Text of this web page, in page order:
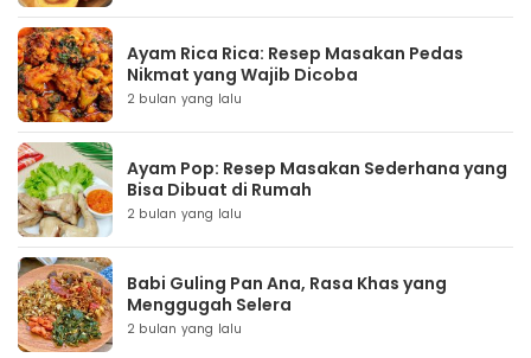
Ayam Rica Rica: Resep Masakan Pedas
Nikmat yang Wajib Dicoba
2 bulan yang lalu
Ayam Pop: Resep Masakan Sederhana yang
Bisa Dibuat di Rumah
2 bulan yang lalu
Babi Guling Pan Ana, Rasa Khas yang
Menggugah Selera
2 bulan yang lalu